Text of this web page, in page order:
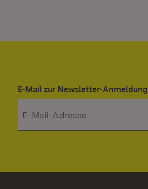
E-Mail zur Newsletter-Anmeldung